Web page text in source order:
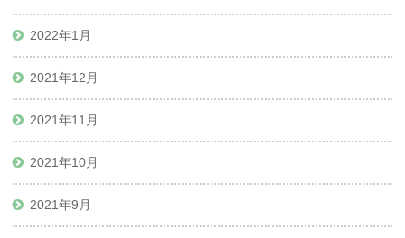
2022年1月
2021年12月
2021年11月
2021年10月
2021年9月